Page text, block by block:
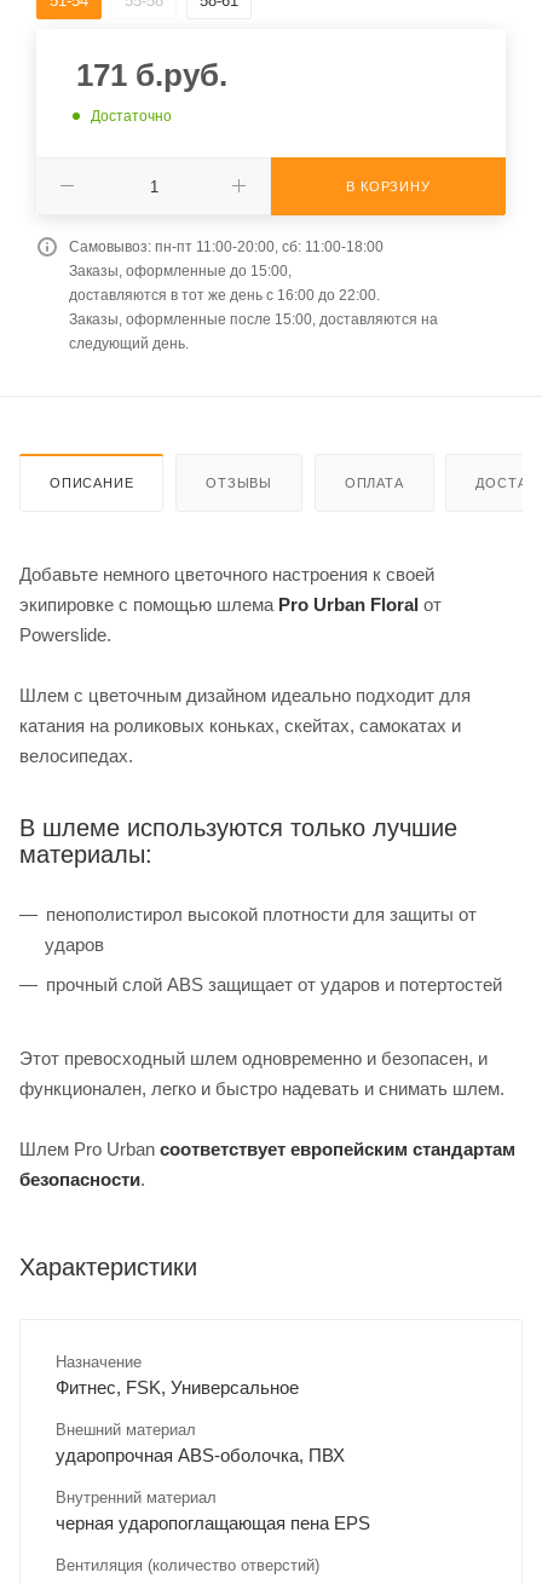
171 б.руб.
Достаточно
В КОРЗИНУ
Самовывоз: пн-пт 11:00-20:00, сб: 11:00-18:00
Заказы, оформленные до 15:00,
доставляются в тот же день с 16:00 до 22:00.
Заказы, оформленные после 15:00, доставляются на
следующий день.
ОПИСАНИЕ ОТЗЫВЫ ОПЛАТА
Добавьте немного цветочного настроения к своей
экипировке с помощью шлема Pro Urban Floral от
Powerslide.
Шлем с цветочным дизайном идеально подходит для
катания на роликовых коньках, скейтах, самокатах и
велосипедах.
В шлеме используются только лучшие
материалы:
пенополистирол высокой плотности для защиты от
ударов
прочный слой ABS защищает от ударов и потертостей
Этот превосходный шлем одновременно и безопасен, и
функционален, легко и быстро надевать и снимать шлем.
Шлем Pro Urban соответствует европейским стандартам
безопасности.
Характеристики
Назначение
Фитнес, FSK, Универсальное
Внешний материал
ударопрочная ABS-оболочка, ПВХ
Внутренний материал
черная ударопоглащающая пена EPS
Вентиляция (количество отверстий)